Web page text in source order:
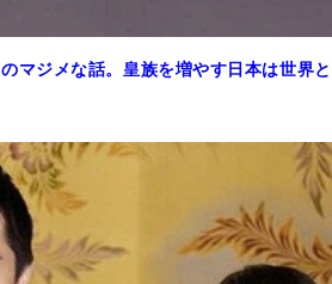
のマジメな話。皇族を増やす日本は世界と